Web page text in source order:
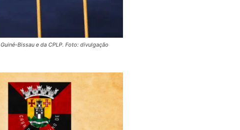
Bissau e da CPLP. Foto: divulgação